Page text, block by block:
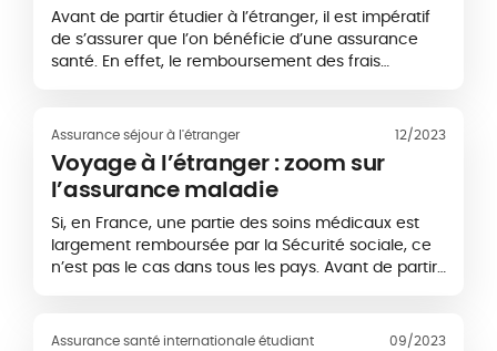
Avant de partir étudier à l’étranger, il est impératif
de s’assurer que l’on bénéficie d’une assurance
santé. En effet, le remboursement des frais
couvrir tous...
Assurance séjour à l'étranger 12/2023
Voyage à l’étranger : zoom sur
l’assurance maladie
Si, en France, une partie des soins médicaux est
largement remboursée par la Sécurité sociale, ce
n’est pas le cas dans tous les pays. Avant de partir
d’assurance...
Assurance santé internationale étudiant 09/2023